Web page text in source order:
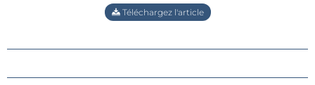
Téléchargez l'article